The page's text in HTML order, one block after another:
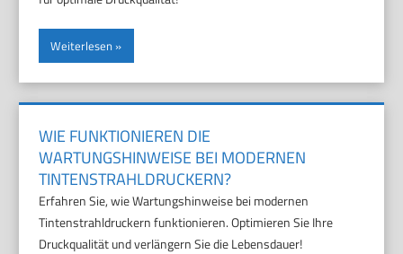
Weiterlesen
WIE FUNKTIONIEREN DIE
WARTUNGSHINWEISE BEI MODERNEN
TINTENSTRAHLDRUCKERN?
Erfahren Sie, wie Wartungshinweise bei modernen
Tintenstrahldruckern funktionieren. Optimieren Sie Ihre
Druckqualität und verlängern Sie die Lebensdauer!